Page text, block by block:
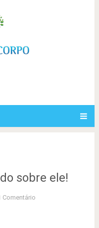
sobre ele!
Comentário